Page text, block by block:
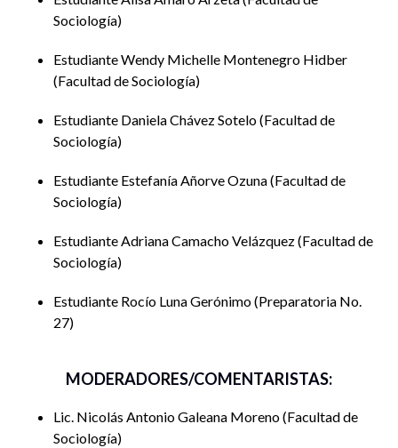
prácticas
profesionales
derecho y
procesos de
autoevaluación
en programas
Verano Delfín en
Colombia
Arzeta
Sociología
Estudiante Wendy Michelle Montenegro Hidber
Facultad de Sociología
Estudiante Daniela Chávez Sotelo Facultad de
Sociología
Estudiante Estefanía Añorve Ozuna Facultad de
Sociología
Estudiante Adriana Camacho Velázquez Facultad de
Sociología
Estudiante Rocío Luna Gerónimo Preparatoria No.
27
MODERADORES/COMENTARISTAS:
Lic. Nicolás Antonio Galeana Moreno Facultad de
Sociología